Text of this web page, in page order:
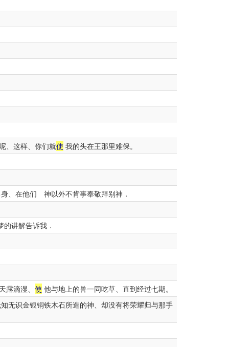
、这样、你们就使 我的头在王那里难保。
、在他们 神以外不肯事奉敬拜别神．
讲解告诉我．
滴湿、 使 他与地上的兽一同吃草、直到经过七期。
无识金银铜铁木石所造的神、却没有将荣耀归与那手